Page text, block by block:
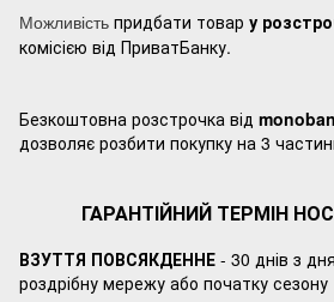
Можливість придбати товар у
комісією від ПриватБанку.
Безкоштовна розстрочка від
дозволяє розбити покупку на 3
ГАРАНТІЙНИЙ ТЕРМІН
ВЗУТТЯ ПОВСЯКДЕННЕ - 30 днів з
роздрібну мережу або початку сезону